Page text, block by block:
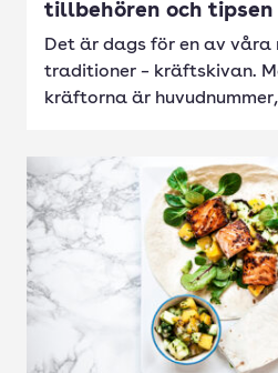
tillbehören och tipsen
Det är dags för en av våra
traditioner – kräftskivan.
kräftorna är